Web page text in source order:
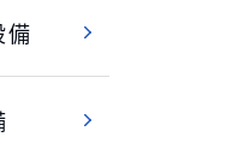
備